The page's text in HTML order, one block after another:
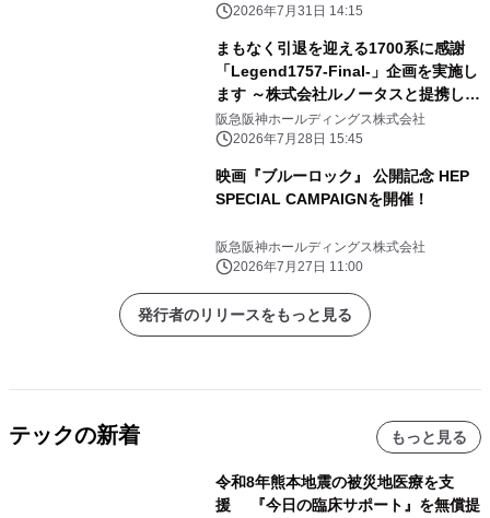
2026年7月31日 14:15
まもなく引退を迎える1700系に感謝
「Legend1757-Final-」企画を実施し
ます ～株式会社ルノータスと提携し
「Legend1757記念腕時計」を発売し
ます～
阪急阪神ホールディングス株式会社
2026年7月28日 15:45
映画『ブルーロック』 公開記念 HEP
SPECIAL CAMPAIGNを開催！
阪急阪神ホールディングス株式会社
2026年7月27日 11:00
発行者のリリースをもっと見る
テックの新着 もっと見る
令和8年熊本地震の被災地医療を支
援 『今日の臨床サポート』を無償提